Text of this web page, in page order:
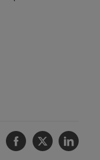
Facebook
Twitter